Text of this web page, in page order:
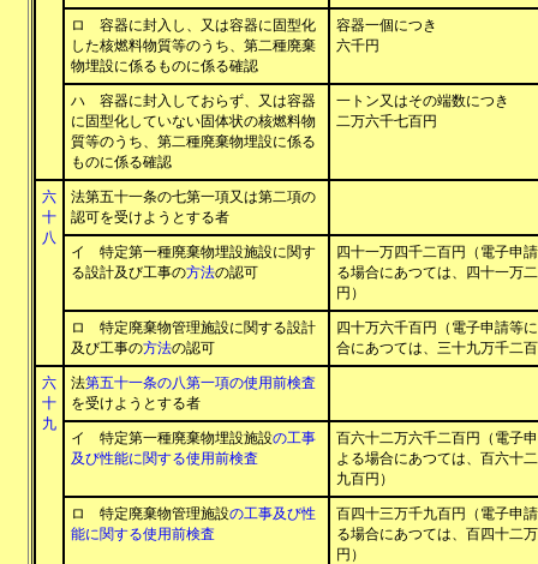
ロ 容器に封入し、又は容器に固型化
した核燃料物質等のうち、第二種廃棄
物埋設に係るものに係る確認
容器一個につき
六千円
ハ 容器に封入しておらず、又は容器
に固型化していない固体状の核燃料物
質等のうち、第二種廃棄物埋設に係る
ものに係る確認
一トン又はその端数につき
二万六千七百円
六
十
八
法第五十一条の七第一項又は第二項の
認可を受けようとする者
イ 特定第一種廃棄物埋設施設に関す
る設計及び工事の方法の認可
四十一万四千二百円（電子申
る場合にあつては、四十一万
円）
ロ 特定廃棄物管理施設に関する設計
及び工事の方法の認可
四十万六千百円（電子申請等
合にあつては、三十九万千二
六
十
九
法第五十一条の八第一項の使用前検査
を受けようとする者
イ 特定第一種廃棄物埋設施設の工事
及び性能に関する使用前検査
百六十二万六千二百円（電子
よる場合にあつては、百六十
九百円）
ロ 特定廃棄物管理施設の工事及び性
能に関する使用前検査
百四十三万千九百円（電子申
る場合にあつては、百四十二
円）